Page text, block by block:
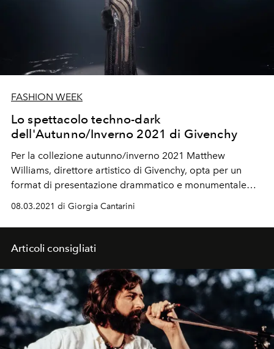
FASHION WEEK
Lo spettacolo techno-dark
dell'Autunno/Inverno 2021 di Givenchy
Per la collezione autunno/inverno 2021 Matthew
Williams, direttore artistico di Givenchy, opta per un
format di presentazione drammatico e monumentale
08.03.2021 di Giorgia Cantarini
Articoli consigliati